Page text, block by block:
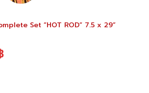
Set ”HOT ROD” 7.5 x 29”